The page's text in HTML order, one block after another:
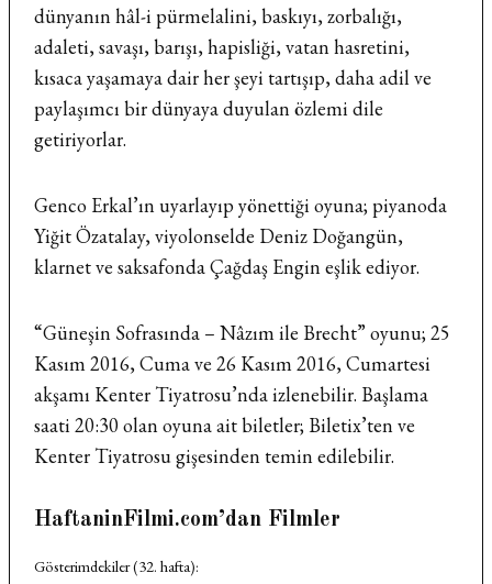
dünyanın hâl-i pürmelalini, baskıyı, zorbalığı,
adaleti, savaşı, barışı, hapisliği, vatan hasretini,
kısaca yaşamaya dair her şeyi tartışıp, daha adil ve
paylaşımcı bir dünyaya duyulan özlemi dile
getiriyorlar.
Genco Erkal’ın uyarlayıp yönettiği oyuna; piyanoda
Yiğit Özatalay, viyolonselde Deniz Doğangün,
klarnet ve saksafonda Çağdaş Engin eşlik ediyor.
“Güneşin Sofrasında – Nâzım ile Brecht” oyunu; 25
Kasım 2016, Cuma ve 26 Kasım 2016, Cumartesi
akşamı Kenter Tiyatrosu’nda izlenebilir. Başlama
saati 20:30 olan oyuna ait biletler; Biletix’ten ve
Kenter Tiyatrosu gişesinden temin edilebilir.
HaftaninFilmi.com’dan Filmler
Gösterimdekiler (32. hafta):